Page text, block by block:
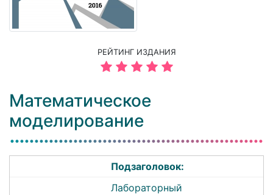
РЕЙТИНГ ИЗДАНИЯ
Математическое
моделирование
Подзаголовок:
Лабораторный